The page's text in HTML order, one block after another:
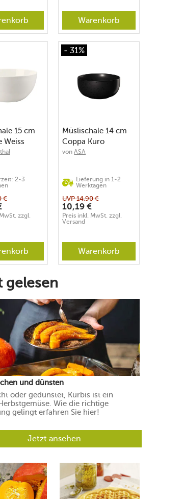
Warenkorb
15 cm
Weiss
2-3
€
zzgl.
- 31%
Müslischale 14 cm
Coppa Kuro
vonASA
Lieferung in 1-2
Werktagen
UVP14,90 €
10,19 €
Preis inkl. MwSt. zzgl.
Versand
Warenkorb
gelesen
und dünsten
oder gedünstet, Kürbis ist ein
Wie die richtige
gelingt erfahren Sie hier!
Jetzt ansehen